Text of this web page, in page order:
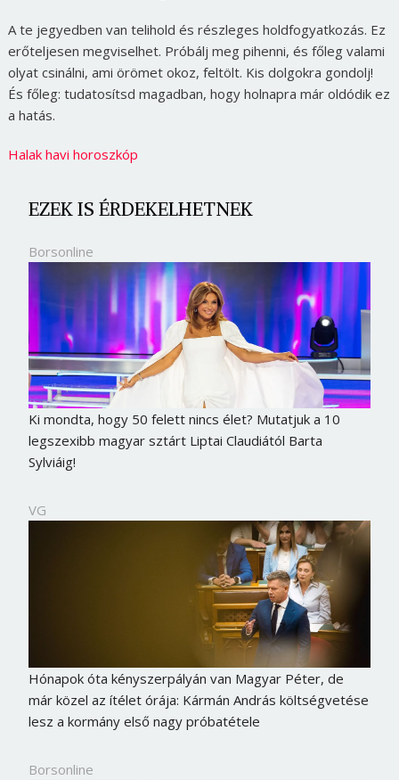
A te jegyedben van telihold és részleges holdfogyatkozás. Ez
erőteljesen megviselhet. Próbálj meg pihenni, és főleg valami
olyat csinálni, ami örömet okoz, feltölt. Kis dolgokra gondolj!
És főleg: tudatosítsd magadban, hogy holnapra már oldódik ez
a hatás.
Halak havi horoszkóp
EZEK IS ÉRDEKELHETNEK
Borsonline
Ki mondta, hogy 50 felett nincs élet? Mutatjuk a 10
legszexibb magyar sztárt Liptai Claudiától Barta
Sylviáig!
VG
Hónapok óta kényszerpályán van Magyar Péter, de
már közel az ítélet órája: Kármán András költségvetése
lesz a kormány első nagy próbatétele
Borsonline